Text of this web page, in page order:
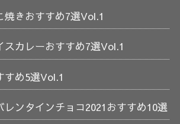
焼きおすすめ7選Vol.1
スカレーおすすめ7選Vol.1
すめ5選Vol.1
レンタインチョコ2021おすすめ10選